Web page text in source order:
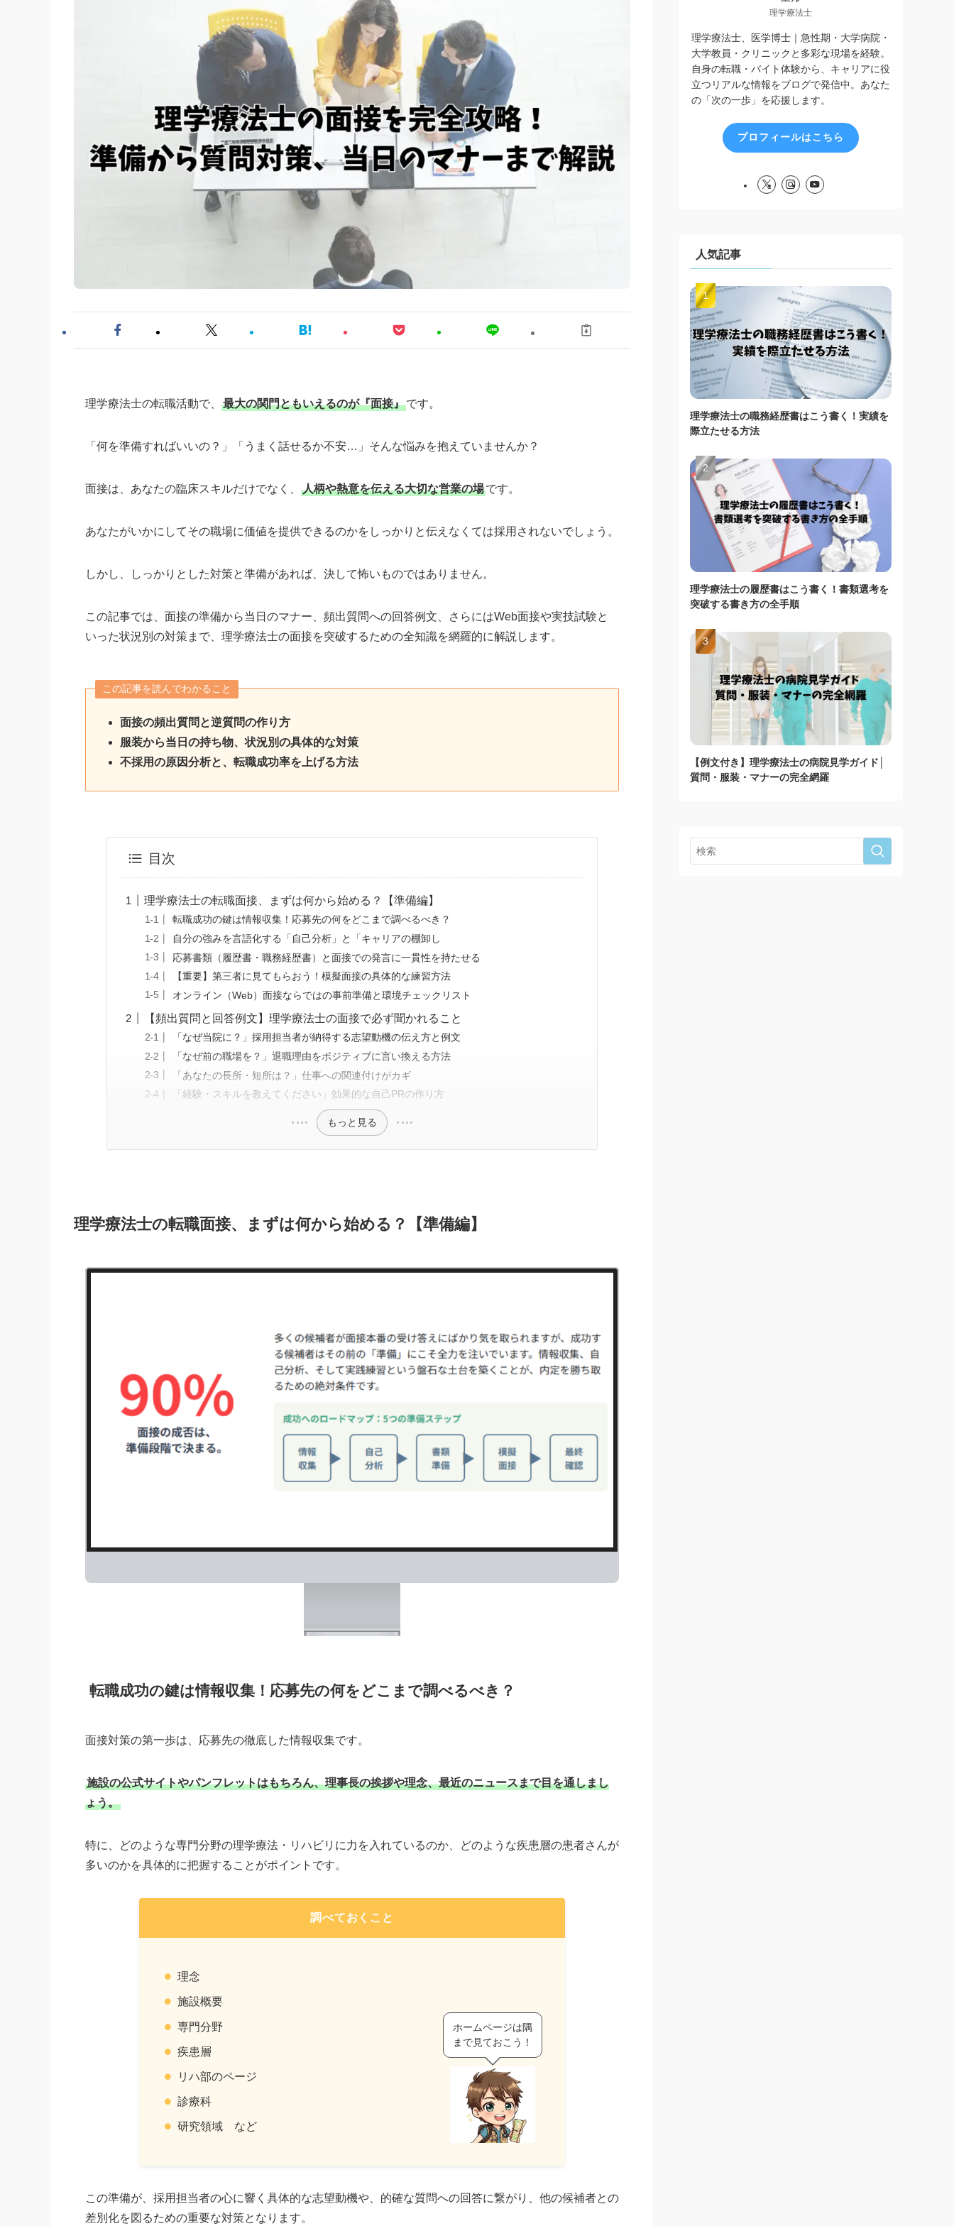
理学療法士の転職活動で、 最大の関門ともいえるのが『面接』です。
「何を準備すればいいの？」「うまく話せるか不安…」そんな悩みを抱えていませんか？
面接は、あなたの臨床スキルだけでなく、 人柄や熱意を伝える大切な営業の場です。
あなたがいかにしてその職場に価値を提供できるのかをしっかりと伝えなくては採用されないでしょう。
しかし、しっかりとした対策と準備があれば、決して怖いものではありません。
この記事では、面接の準備から当日のマナー、頻出質問への回答例文、さらにはWeb面接や実技試験と
いった状況別の対策まで、理学療法士の面接を突破するための全知識を網羅的に解説します。
この記事を読んでわかること
面接の頻出質問と逆質問の作り方
服装から当日の持ち物、状況別の具体的な対策
不採用の原因分析と、転職成功率を上げる方法
目次
理学療法士の転職面接、まずは何から始める？【準備編】
転職成功の鍵は情報収集！応募先の何をどこまで調べるべき？
自分の強みを言語化する「自己分析」と「キャリアの棚卸し
応募書類（履歴書・職務経歴書）と面接での発言に一貫性を持たせる
【重要】第三者に見てもらおう！模擬面接の具体的な練習方法
オンライン（Web）面接ならではの事前準備と環境チェックリスト
【頻出質問と回答例文】理学療法士の面接で必ず聞かれること
「なぜ当院に？」採用担当者が納得する志望動機の伝え方と例文
「なぜ前の職場を？」退職理由をポジティブに言い換える方法
「あなたの長所・短所は？」仕事への関連付けがカギ
「経験・スキルを教えてください」効果的な自己PRの作り方
もっと見る
理学療法士の転職面接、まずは何から始める？【準備編】
転職成功の鍵は情報収集！応募先の何をどこまで調べるべき？
面接対策の第一歩は、応募先の徹底した情報収集です。
施設の公式サイトやパンフレットはもちろん、理事長の挨拶や理念、最近のニュースまで目を通しまし
ょう。
特に、どのような専門分野の理学療法・リハビリに力を入れているのか、どのような疾患層の患者さんが
多いのかを具体的に把握することがポイントです。
調べておくこと
理念
施設概要
専門分野
疾患層
リハ部のページ
診療科
研究領域 など
ホームページは隅
まで見ておこう！
この準備が、採用担当者の心に響く具体的な志望動機や、的確な質問への回答に繋がり、他の候補者との
差別化を図るための重要な対策となります。
理学療法士
理学療法士、医学博士｜急性期・大学病院・
大学教員・クリニックと多彩な現場を経験。
自身の転職・バイト体験から、キャリアに役
立つリアルな情報をブログで発信中。あなた
の「次の一歩」を応援します。
プロフィールはこちら
人気記事
理学療法士の職務経歴書はこう書く！実績を
際立たせる方法
理学療法士の履歴書はこう書く！書類選考を
突破する書き方の全手順
【例文付き】理学療法士の病院見学ガイド│
質問・服装・マナーの完全網羅